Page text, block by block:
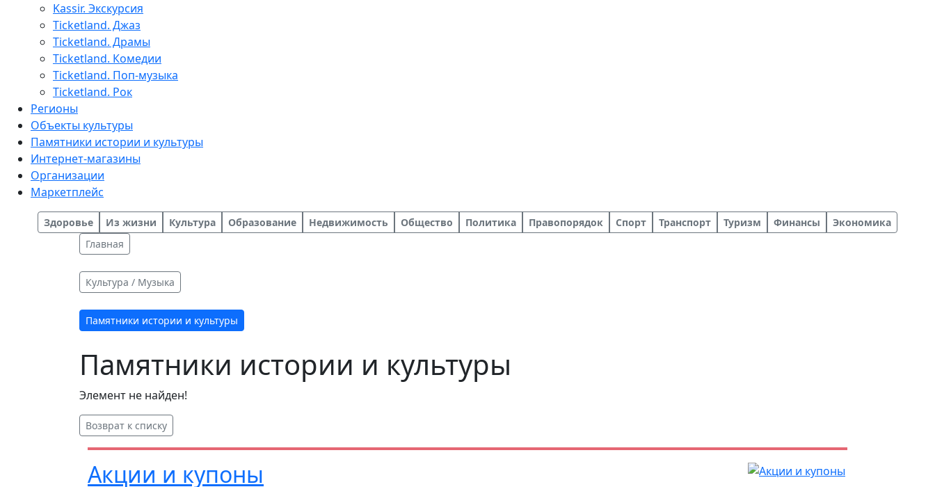
Kassir. Экскурсия
Ticketland. Джаз
Ticketland. Драмы
Ticketland. Комедии
Ticketland. Поп-музыка
Ticketland. Рок
Регионы
Объекты культуры
Памятники истории и культуры
Интернет-магазины
Организации
Маркетплейс
Здоровье Из жизни Культура Образование Недвижимость Общество Политика Правопорядок Спорт Транспорт Туризм Финансы
Экономика
Главная
Культура / Музыка
Памятники истории и культуры
Памятники истории и культуры
Элемент не найден!
Возврат к списку
Акции и купоны